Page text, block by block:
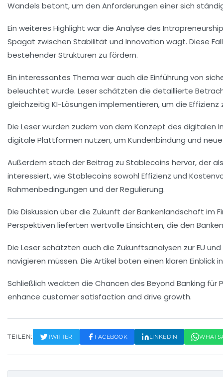
Wandels betont, um den Anforderungen einer sich
Ein weiteres Highlight war die Analyse des
Spagat zwischen Stabilität und Innovation wagt. Diese
bestehender Strukturen zu fördern.
Ein interessantes Thema war auch die Einführung von
beleuchtet wurde. Leser schätzten die detaillierte
gleichzeitig KI-Lösungen implementieren, um die Effizienz
Die Leser wurden zudem von dem Konzept des digitalen
digitale Plattformen nutzen, um Kundenbindung und
Außerdem stach der Beitrag zu Stablecoins hervor, der
interessiert, wie Stablecoins sowohl Effizienz und
Rahmenbedingungen und derRegulierung.
Die Diskussion über die Zukunft der Bankenlandschaft im
Perspektiven lieferten wertvolle Einsichten, die den
Die Leser schätzten auch die Zukunftsanalysen zurEU
navigieren müssen. Die Artikel boten einen klaren
Schließlich weckten die Chancen des Beyond Banking für
enhance customer satisfaction and drive growth.
TEILEN: TWITTER FACEBOOK LINKEDIN